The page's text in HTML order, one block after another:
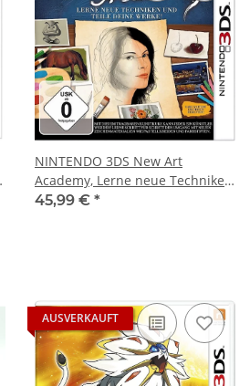
NINTENDO 3DS New Art
Academy, Lerne neue Techniken
und teile Deine Werke 2222640T
45,99 € *
AUSVERKAUFT